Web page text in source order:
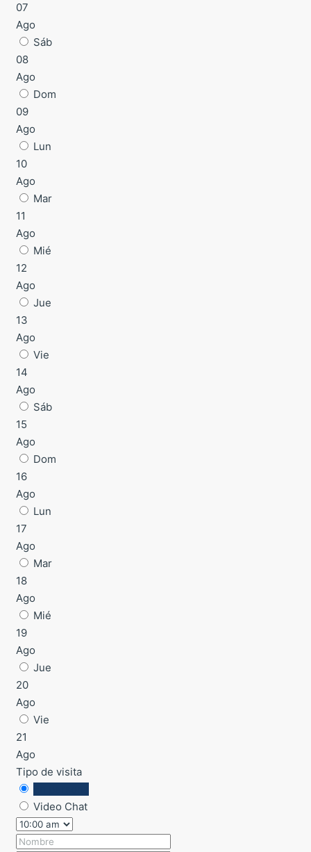
07
Ago
Sáb
08
Ago
Dom
09
Ago
Lun
10
Ago
Mar
11
Ago
Mié
12
Ago
Jue
13
Ago
Vie
14
Ago
Sáb
15
Ago
Dom
16
Ago
Lun
17
Ago
Mar
18
Ago
Mié
19
Ago
Jue
20
Ago
Vie
21
Ago
Tipo de visita
Video Chat